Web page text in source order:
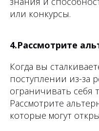
или конкурсы.
4.Рассмотрите
Когда вы
поступлении из-за
ограничивать себя
Рассмотрите
которые могут